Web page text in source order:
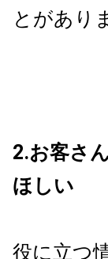
とがあり
2.お客さ
ほしい
役に立つ